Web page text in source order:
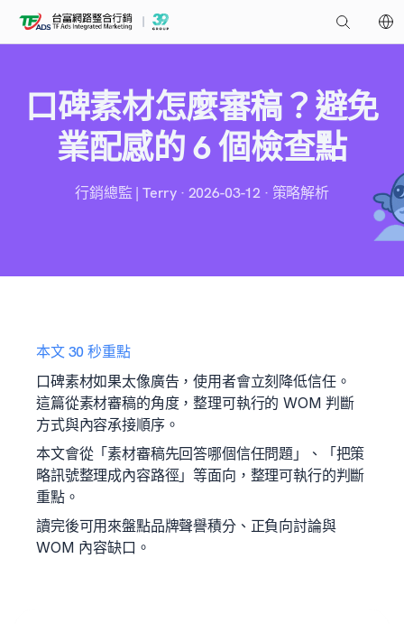
口碑素材怎麼審稿？避免
業配感的 6 個檢查點
行銷總監 | Terry · 2026-03-12 · 策略解析
本文 30 秒重點
口碑素材如果太像廣告，使用者會立刻降低信任。
這篇從素材審稿的角度，整理可執行的 WOM 判斷
方式與內容承接順序。
本文會從「素材審稿先回答哪個信任問題」、「把策
略訊號整理成內容路徑」等面向，整理可執行的判斷
重點。
讀完後可用來盤點品牌聲譽積分、正負向討論與
WOM 內容缺口。